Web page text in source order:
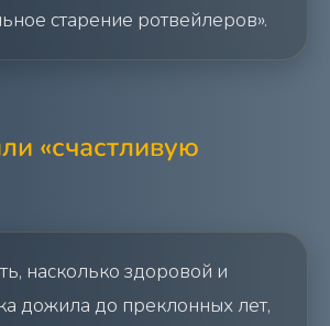
старение ротвейлеров».
«счастливую
насколько здоровой и
дожила до преклонных лет,